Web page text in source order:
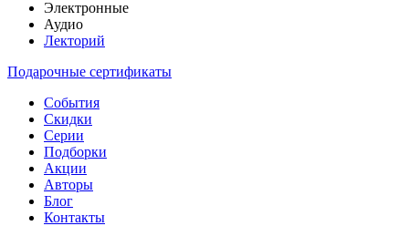
Электронные
Аудио
Лекторий
Подарочные сертификаты
События
Скидки
Серии
Подборки
Акции
Авторы
Блог
Контакты